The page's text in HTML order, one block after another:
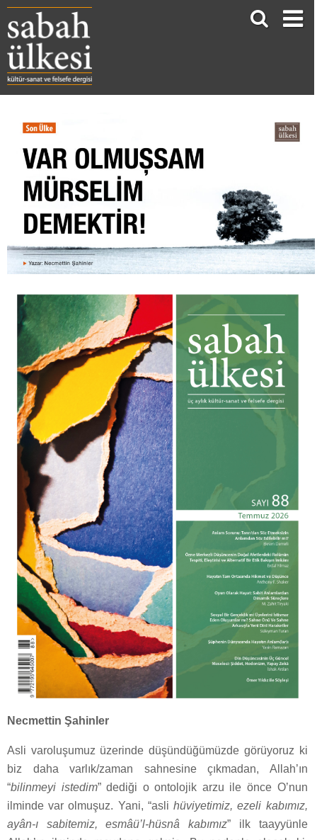
Necmettin Şahinler
Asli varoluşumuz üzerinde düşündüğümüzde görüyoruz ki
biz daha varlık/zaman sahnesine çıkmadan, Allah’ın
“bilinmeyi istedim” dediği o ontolojik arzu ile önce O’nun
ilminde var olmuşuz. Yani, “asli hüviyetimiz, ezeli kabımız,
ayân-ı sabitemiz, esmâü’l-hüsnâ kabımız” ilk taayyünle